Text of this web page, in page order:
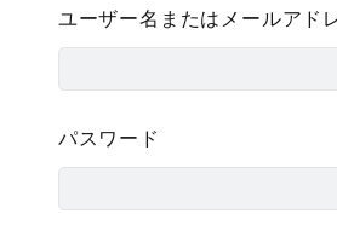
ユーザー名またはメールアド
パスワード